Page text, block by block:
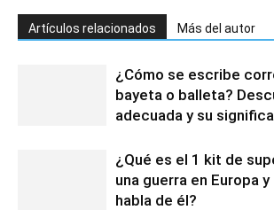
Artículos relacionados Más del autor
¿Cómo se escribe
bayeta o balleta?
adecuada y su
¿Qué es el 1 kit de
una guerra en Europa
habla de él?